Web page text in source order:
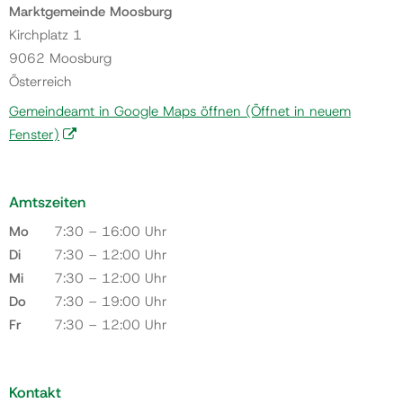
Marktgemeinde Moosburg
Kirchplatz 1
9062 Moosburg
Österreich
Gemeindeamt in Google Maps öffnen (Öffnet in neuem
Fenster)
Amtszeiten
Mo
7:30 – 16:00 Uhr
Di
7:30 – 12:00 Uhr
Mi
7:30 – 12:00 Uhr
Do
7:30 – 19:00 Uhr
Fr
7:30 – 12:00 Uhr
Kontakt